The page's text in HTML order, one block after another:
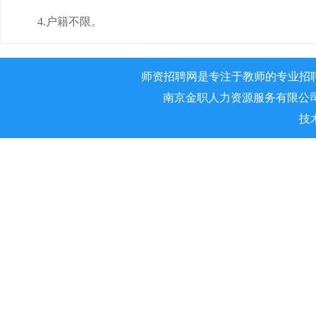
4.户籍不限。
师资招聘网是专注于教师的专业
南京金职人力资源服务有限公
技